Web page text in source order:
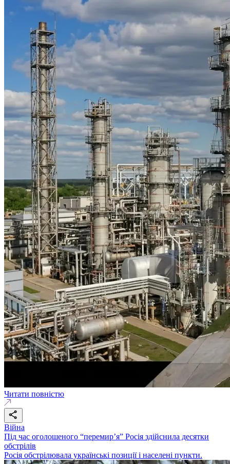
Читати повністю
Війна
Під час оголошеного “перемир’я” Росія здійснила десятки
обстрілів
Росія обстрілювала українські позиції і населені пункти.